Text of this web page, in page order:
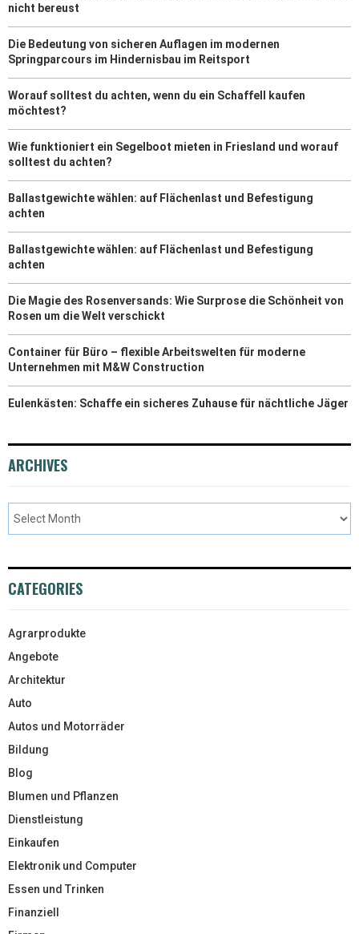
nicht bereust
Die Bedeutung von sicheren Auflagen im modernen
Springparcours im Hindernisbau im Reitsport
Worauf solltest du achten, wenn du ein Schaffell kaufen
möchtest?
Wie funktioniert ein Segelboot mieten in Friesland und worauf
solltest du achten?
Ballastgewichte wählen: auf Flächenlast und Befestigung
achten
Ballastgewichte wählen: auf Flächenlast und Befestigung
achten
Die Magie des Rosenversands: Wie Surprose die Schönheit von
Rosen um die Welt verschickt
Container für Büro – flexible Arbeitswelten für moderne
Unternehmen mit M&W Construction
Eulenkästen: Schaffe ein sicheres Zuhause für nächtliche Jäger
ARCHIVES
CATEGORIES
Agrarprodukte
Angebote
Architektur
Auto
Autos und Motorräder
Bildung
Blog
Blumen und Pflanzen
Dienstleistung
Einkaufen
Elektronik und Computer
Essen und Trinken
Finanziell